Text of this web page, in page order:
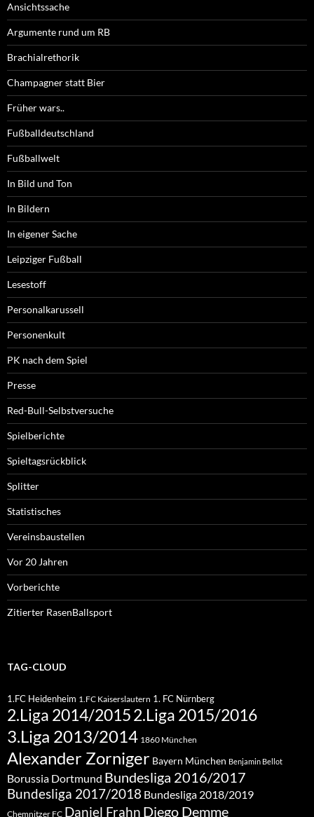
Ansichtssache
Argumente rund um RB
Brachialrethorik
Champagner statt Bier
Früher wars..
Fußballdeutschland
Fußballwelt
In Bild und Ton
In Bildern
In eigener Sache
Leipziger Fußball
Lesestoff
Personalkarussell
Personenkult
PK nach dem Spiel
Presse
Red-Bull-Selbstversuche
Spielberichte
Spieltagsrückblick
Splitter
Statistisches
Vereinsbaustellen
Vor 20 Jahren
Vorberichte
Zitierter RasenBallsport
TAG-CLOUD
1.FC Heidenheim 1.FC Kaiserslautern 1. FC Nürnberg
2.Liga 2014/20152.Liga 2015/2016
3.Liga 2013/2014 1860 München
Alexander Zorniger Bayern München Benjamin Bellot
Borussia Dortmund Bundesliga 2016/2017
Bundesliga 2017/2018 Bundesliga 2018/2019
Chemnitzer FC Daniel Frahn Diego Demme